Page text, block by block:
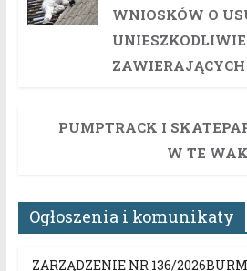
WNIOSKÓW O
ZAWIERAJĄCYCH
PUMPTRACK I
W TE
Ogłoszenia i komunikaty
ZARZĄDZENIE NR 136/